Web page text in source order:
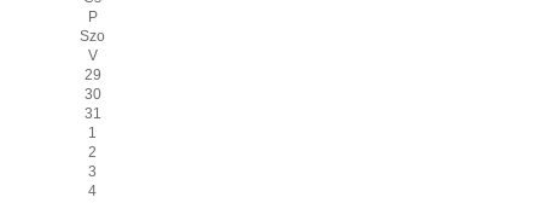
P
Szo
V
29
30
31
1
2
3
4